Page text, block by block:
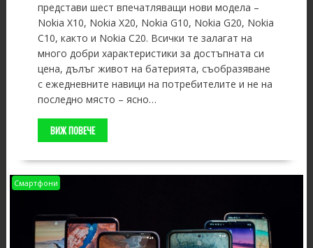
представи шест впечатляващи нови модела –
Nokia X10, Nokia X20, Nokia G10, Nokia G20, Nokia
C10, както и Nokia C20. Всички те залагат на
много добри характеристики за достъпната си
цена, дълъг живот на батерията, съобразяване
с ежедневните навици на потребителите и не на
последно място – ясно…
ВИЖ ПОВЕЧЕ
Смартфони